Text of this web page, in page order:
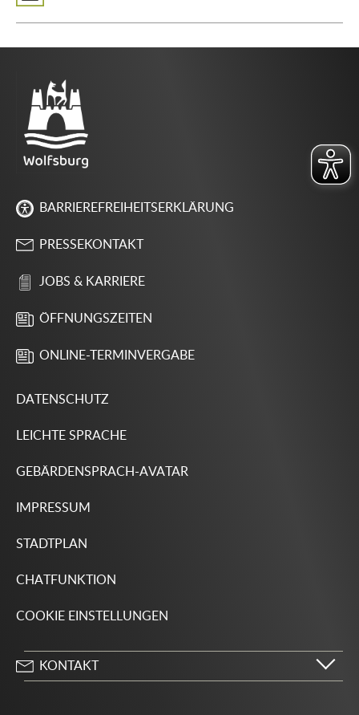
BARRIEREFREIHEITSERKLÄRUNG
PRESSEKONTAKT
JOBS & KARRIERE
ÖFFNUNGSZEITEN
ONLINE-TERMINVERGABE
DATENSCHUTZ
LEICHTE SPRACHE
GEBÄRDENSPRACH-AVATAR
IMPRESSUM
STADTPLAN
CHATFUNKTION
COOKIE EINSTELLUNGEN
KONTAKT